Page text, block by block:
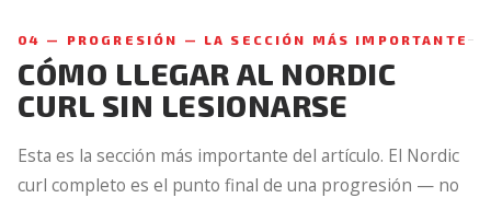
04 — PROGRESIÓN — LA SECCIÓN MÁS IMPORTANTE
CÓMO LLEGAR AL NORDIC
CURL SIN LESIONARSE
Esta es la sección más importante del artículo. El Nordic
curl completo es el punto final de una progresión — no